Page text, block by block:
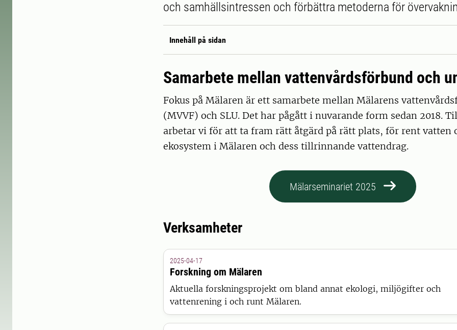
och samhällsintressen och förbättra metoderna för
Innehåll på sidan
Samarbete mellan vattenvårdsförbund och
Fokus på Mälaren är ett samarbete mellan Mälarens
(MVVF) och SLU. Det har pågått i nuvarande form sedan 2018.
arbetar vi för att ta fram rätt åtgärd på rätt plats, för rent vatten
ekosystem i Mälaren och dess tillrinnande vattendrag.
Mälarseminariet 2025
Verksamheter
2025-04-17
Forskning om Mälaren
Aktuella forskningsprojekt om bland annat ekologi, miljögifter och
vattenrening i och runt Mälaren.